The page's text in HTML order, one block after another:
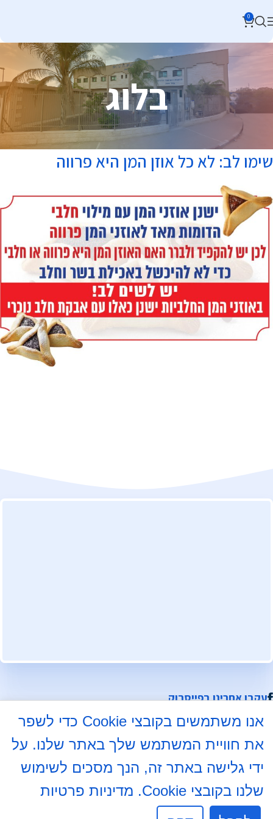
0
בלוג
שימו לב: לא כל אוזן המן היא פרווה
עקבו אחרינו בפייסבוק
08-6204000
08-6237234
info@mdb7.co.il
אנו משתמשים בקובצי Cookie כדי לשפר
את חוויית המשתמש שלך באתר שלנו. על
ידי גלישה באתר זה, הנך מסכים לשימוש
שלנו בקובצי Cookie.
מדיניות פרטיות